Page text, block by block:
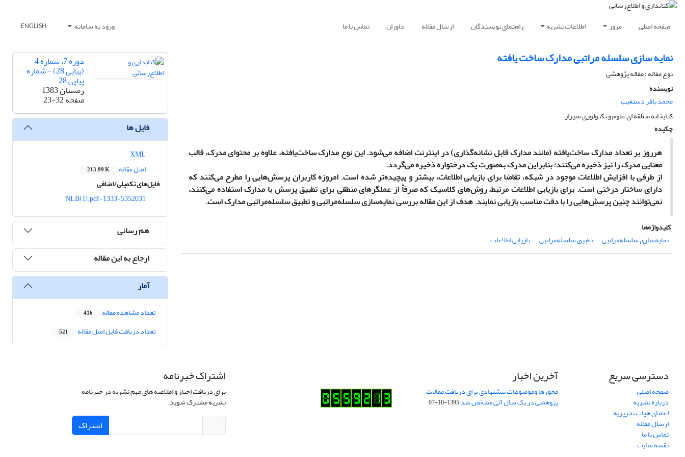
صفحه اصلی مرور اطلاعات نشریه راهنمای نویسندگان ارسال مقاله داوران تماس با ما ورود به سامانه ENGLISH
نمایه سازی سلسله مراتبی مدارک ساخت یافته
نوع مقاله : مقاله پژوهشی
نویسنده
محمد باقر دستغیب
کتابخانه منطقه ای علوم و تکنولوژی شیراز
چکیده
هرروز بر تعداد مدارک ساخت‌یافته (مانند مدارک قابل نشانه‌گذاری) در اینترنت اضافه می‌شود. این نوع مدارک ساخت‌یافته، علاوه بر محتوای مدرک، قالب
معنایی مدرک را نیز ذخیره می‌کنند؛ بنابراین مدرک به‌صورت یک درختواره ذخیره می‌گردد.
از طرفی با افزایش اطلاعات موجود در شبکه، تقاضا برای بازیابی اطلاعات، بیشتر و پیچیده‌تر شده است. امروزه کاربران پرسش‌هایی را مطرح می‌کنند که
دارای ساختار درختی است. برای بازیابی اطلاعات مرتبط، روش‌های کلاسیک که صرفاً از عملگرهای منطقی برای تطبیق پرسش با مدارک استفاده می‌کنند،
نمی‌توانند چنین پرسش‌هایی را با دقت مناسب بازیابی نمایند. هدف از این مقاله بررسی نمایه‌سازی سلسله‌مراتبی و تطبیق سلسله‌مراتبی مدارک است.
کلیدواژه‌ها
نمایه‌سازی سلسله‌مراتبی
تطبیق سلسله‌مراتبی بازیابی اطلاعات
دوره 7، شماره 4
(پیاپی 28) - شماره
پیاپی 28
زمستان 1383
صفحه23-32
فایل ها
اصل مقاله
213.99 K
فایل‌های تکمیلی/اضافی
هم رسانی
ارجاع به این مقاله
آمار
تعداد مشاهده مقاله 416
تعداد دریافت فایل اصل مقاله 521
دسترسی سریع
صفحه اصلی
درباره نشریه
اعضای هیات تحریریه
ارسال مقاله
تماس با ما
نقشه سایت
آخرین اخبار
محورها وموضوعات پیشنهادی برای دریافت مقالات
پژوهشی در یک سال آتی مشخص شد1395-10-07
اشتراک خبرنامه
برای دریافت اخبار و اطلاعیه های مهم نشریه در خبرنامه
نشریه مشترک شوید.
اشتراک